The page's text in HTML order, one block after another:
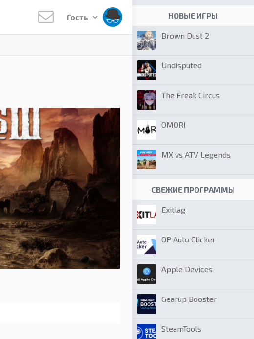
Гость НОВЫЕ ИГРЫ
Brown Dust 2
Undisputed
The Freak Circus
OMORI
MX vs ATV Legends
СВЕЖИЕ ПРОГРАММЫ
Exitlag
OP Auto Clicker
Apple Devices
Gearup Booster
SteamTools